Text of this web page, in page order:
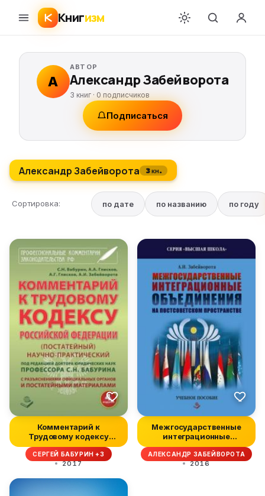
Книгизм
А
АВТОР
Александр Забейворота
3 книг · 0 подписчиков
Подписаться
Александр Забейворота 3 кн.
Сортировка: по дате по названию по году
Комментарий к
Трудовому кодексу
Российской Федерац...
СЕРГЕЙ БАБУРИН +3
2017
Межгосударственные
интеграционные
объединения на п...
АЛЕКСАНДР ЗАБЕЙВОРОТА
2016